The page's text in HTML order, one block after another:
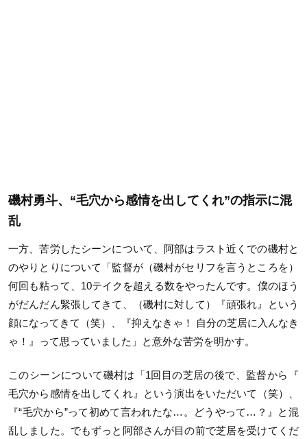
磯村勇斗、“毛穴から感情を出してくれ”の指示に混
乱
一方、苦労したシーンについて、 阿部はラスト近くでの磯村と
のやりとりについて「監督が（磯村がセリフを言うところを）
何回も粘って、 10テイクを超える数をやったんです。 僕のほう
がだんだん緊張してきて、（磯村に対して）『頑張れ』という
顔になってきて（笑）、『抑えなきゃ！ 自分の芝居に入んなき
ゃ！』って思っていました」
と意外な苦労を明かす。
このシーンについて磯村は「1回目の芝居の後で、監督から『
毛穴から感情を出してくれ』という演出をいただいて（笑）、
『“毛穴から”って初めて言われたな…。どうやって…？』 と混
乱しました。 でもずっと阿部さんが目の前で芝居を受けてくだ